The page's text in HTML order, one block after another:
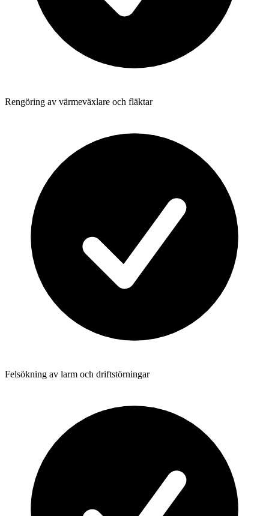
Rengöring av värmeväxlare och fläktar
Felsökning av larm och driftstörningar